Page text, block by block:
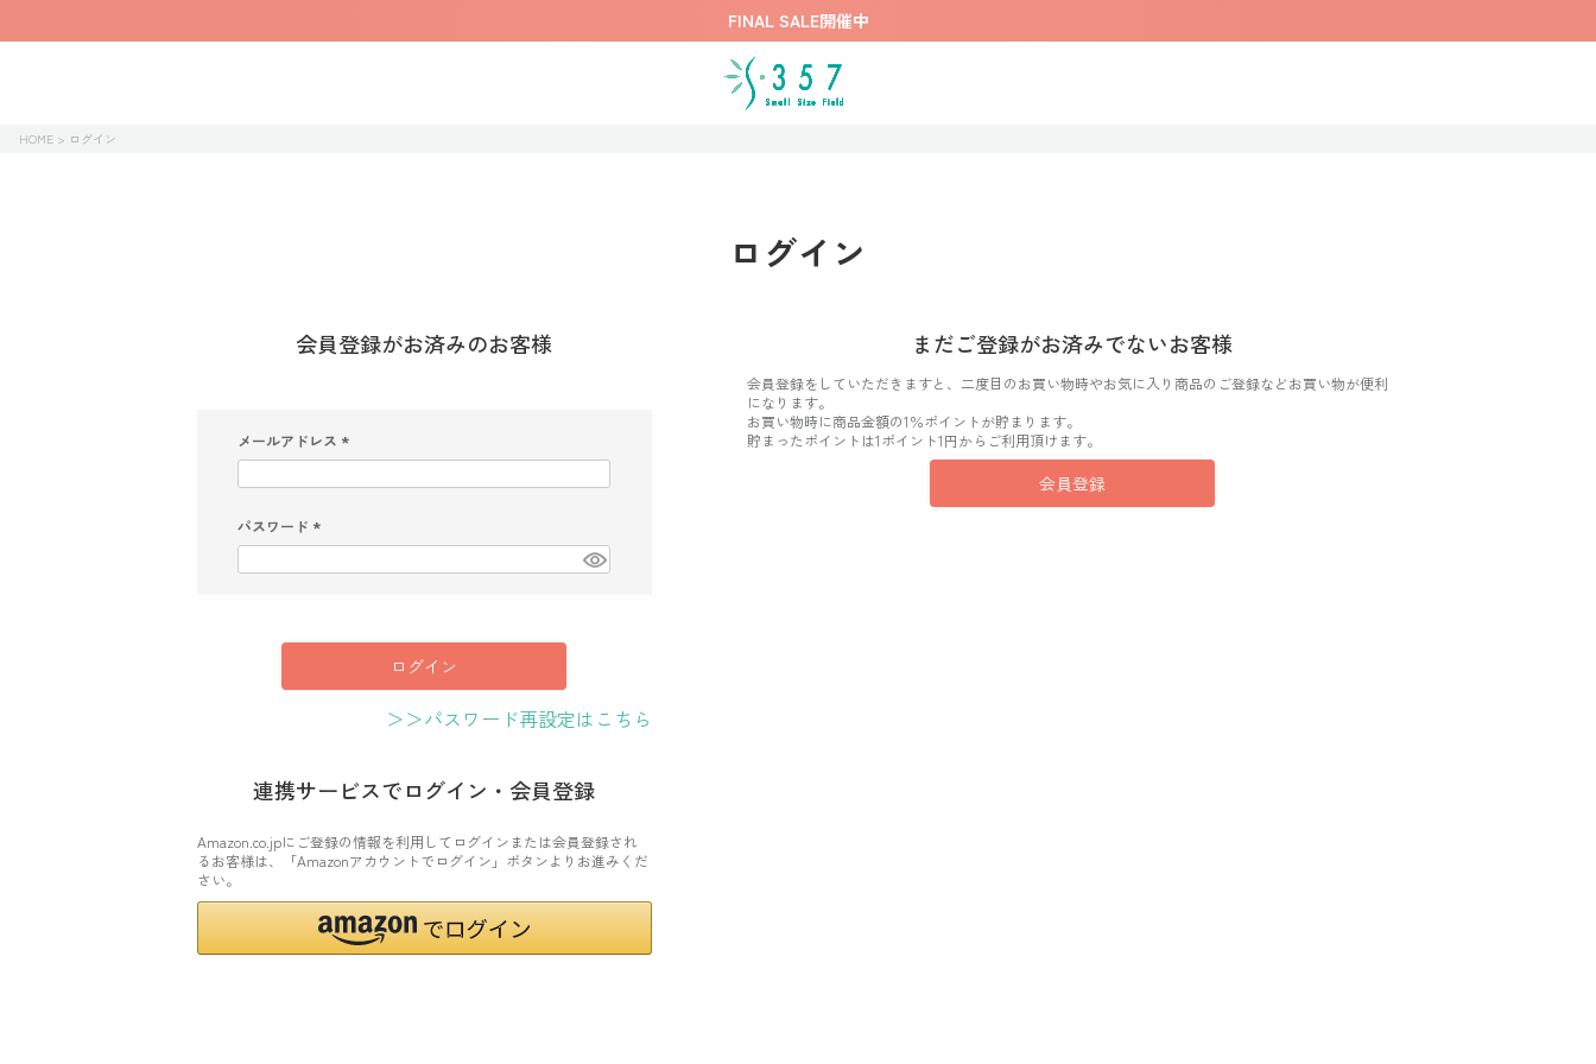
FINAL SALE開催中
HOME ログイン
ログイン
会員登録がお済みのお客様
メールアドレス
(
パスワード
(
ログイン
＞＞パスワード再設定はこちら
連携サービスでログイン・会員登録
Amazon.co.jpにご登録の情報を利用してログインまたは会員登録され
るお客様は、「Amazonアカウントでログイン」ボタンよりお進みくだ
さい。
まだご登録がお済みでないお客様
会員登録をしていただきますと、二度目のお買い物時やお気に入り商品のご登録などお買い物が便利
になります。
お買い物時に商品金額の1％ポイントが貯まります。
貯まったポイントは1ポイント1円からご利用頂けます。
会員登録